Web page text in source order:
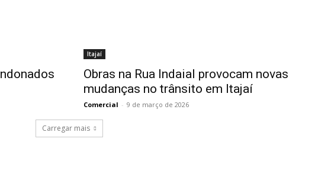
Itajaí
Obras na Rua Indaial provocam novas
mudanças no trânsito em Itajaí
Comercial - 9 de março de 2026
Carregar mais